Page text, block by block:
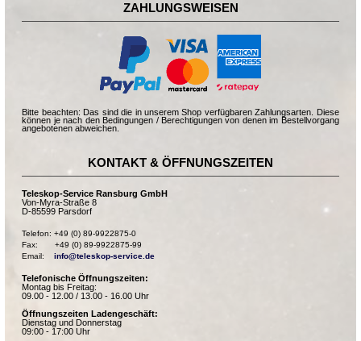
ZAHLUNGSWEISEN
Bitte beachten: Das sind die in unserem Shop verfügbaren Zahlungsarten. Diese
können je nach den Bedingungen / Berechtigungen von denen im Bestellvorgang
angebotenen abweichen.
KONTAKT & ÖFFNUNGSZEITEN
Teleskop-Service Ransburg GmbH
Von-Myra-Straße 8
D-85599 Parsdorf
Telefon: +49 (0) 89-9922875-0
Fax:       +49 (0) 89-9922875-99
Email: info@teleskop-service.de
Telefonische Öffnungszeiten:
Montag bis Freitag:
09.00 - 12.00 / 13.00 - 16.00 Uhr
Öffnungszeiten Ladengeschäft:
Dienstag und Donnerstag
09:00 - 17:00 Uhr